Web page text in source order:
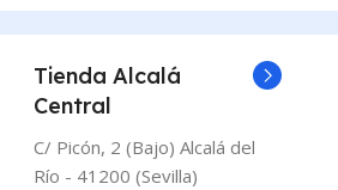
Tienda Alcalá
Central
C/ Picón, 2 (Bajo) Alcalá del
Río - 41200 (Sevilla)